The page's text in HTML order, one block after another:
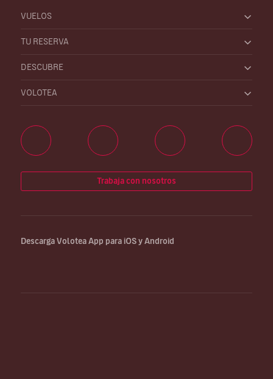
VUELOS
TU RESERVA
DESCUBRE
VOLOTEA
Trabaja con nosotros
Descarga Volotea App para iOS y Android